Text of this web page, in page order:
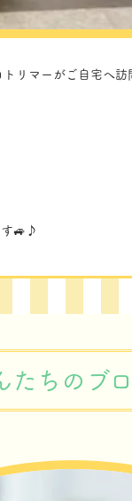
リマーがご自宅へ
す🚙♪
たちのブ